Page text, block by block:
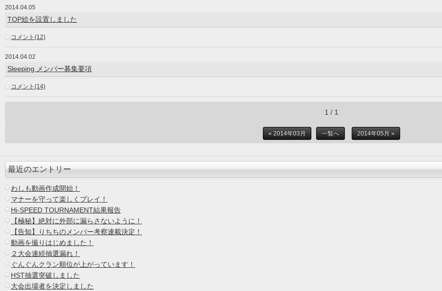
2014.04.05
TOP絵を設置しました
コメント(12)
2014.04.02
Sleeping メンバー募集要項
コメント(14)
1 / 1
« 2014年03月 一覧へ 2014年05月 »
最近のエントリー
わしも動画作成開始！
マナーを守って楽しくプレイ！
Hi-SPEED TOURNAMENT結果報告
【極秘】絶対に外部に漏らさないように！
【告知】りちちのメンバー考察連載決定！
動画を撮りはじめました！
２大会連続抽選漏れ！
ぐんぐんクラン順位が上がっています！
HST抽選突破しました
大会出場者を決定しました